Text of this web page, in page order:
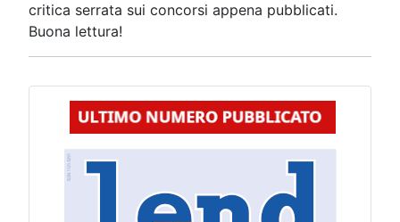
critica serrata sui concorsi appena pubblicati.
Buona lettura!